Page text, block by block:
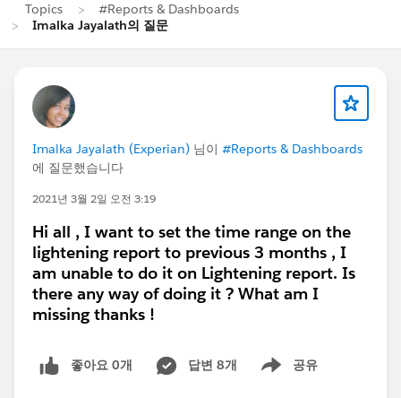
Topics
#Reports & Dashboards
Imalka Jayalath의 질문
Imalka Jayalath (Experian) 님이 #Reports & Dashboards
에 질문했습니다
2021년 3월 2일 오전 3:19
Hi all , I want to set the time range on the
lightening report to previous 3 months , I
am unable to do it on Lightening report. Is
there any way of doing it ? What am I
missing thanks !
좋아요 0개 답변 8개 공유
Show menu